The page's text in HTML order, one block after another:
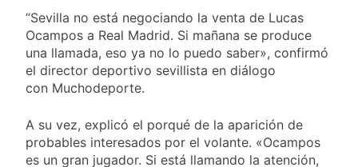
Privada
negativa para los
activos argentinos:
cayeron las acciones
en Wall Street y el
riesgo país quedó al
2 Días Atrás
Jorge Macri condenó
los disturbios frente
al Congreso y
«delincuentes
anarquistas»
la Cerveza: los tres
secretos para
servirla
2 Días Atrás
El frío polar se
“Sevilla no está negociando la venta de Lucas
Ocampos a Real Madrid. Si mañana se produce
una llamada, eso ya no lo puedo saber», confirmó
el director deportivo sevillista en diálogo
con Muchodeporte.
A su vez, explicó el porqué de la aparición de
probables interesados por el volante. «Ocampos
es un gran jugador. Si está llamando la atención,